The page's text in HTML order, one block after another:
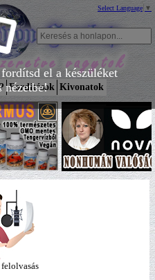
Select Language ▼
el a készüléket
nézetbe!
Fordítások Kivonatok